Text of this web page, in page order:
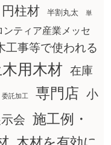
円柱材 半割丸太 単
ンティア産業メッセ
工事等で使われる
木用木材 在庫
委託加工 専門店 小
会 施工例・